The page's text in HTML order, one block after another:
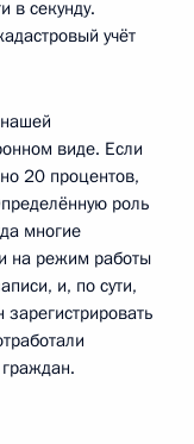
в секунду.
учёт
виде. Если
20 процентов,
роль
многие
на режим работы
и, по сути,